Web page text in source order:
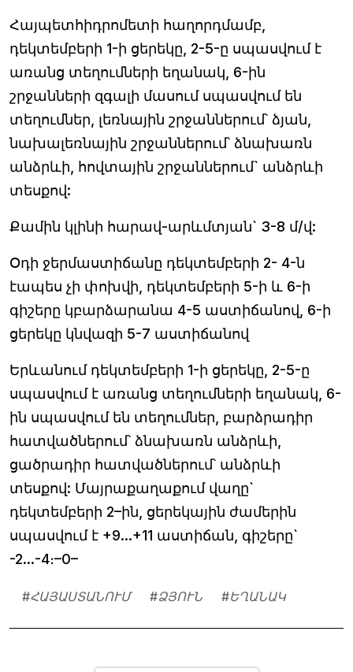
Հայպետհիդրոմետի հաղորդմամբ,
դեկտեմբերի 1-ի ցերեկը, 2-5-ը սպասվում է
առանց տեղումների եղանակ, 6-ին
շրջանների զգալի մասում սպասվում են
տեղումներ, լեռնային շրջաններում՝ ձյան,
նախալեռնային շրջաններում՝ ձնախառն
անձրևի, հովտային շրջաններում` անձրևի
տեսքով:
Քամին կլինի հարավ-արևմտյան` 3-8 մ/վ:
Օդի ջերմաստիճանը դեկտեմբերի 2- 4-ն
էապես չի փոխվի, դեկտեմբերի 5-ի և 6-ի
գիշերը կբարձարանա 4-5 աստիճանով, 6-ի
ցերեկը կնվազի 5-7 աստիճանով
Երևանում դեկտեմբերի 1-ի ցերեկը, 2-5-ը
սպասվում է առանց տեղումների եղանակ, 6-
ին սպասվում են տեղումներ, բարձրադիր
հատվածներում՝ ձնախառն անձրևի,
ցածրադիր հատվածներում՝ անձրևի
տեսքով: Մայրաքաղաքում վաղը`
դեկտեմբերի 2–ին, ցերեկային ժամերին
սպասվում է +9...+11 աստիճան, գիշերը`
-2...-4։–0–
#ՀԱՅԱՍՏԱՆՈՒՄ #ՁՅՈՒՆ #ԵՂԱՆԱԿ